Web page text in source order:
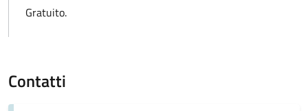
Gratuito.
Contatti